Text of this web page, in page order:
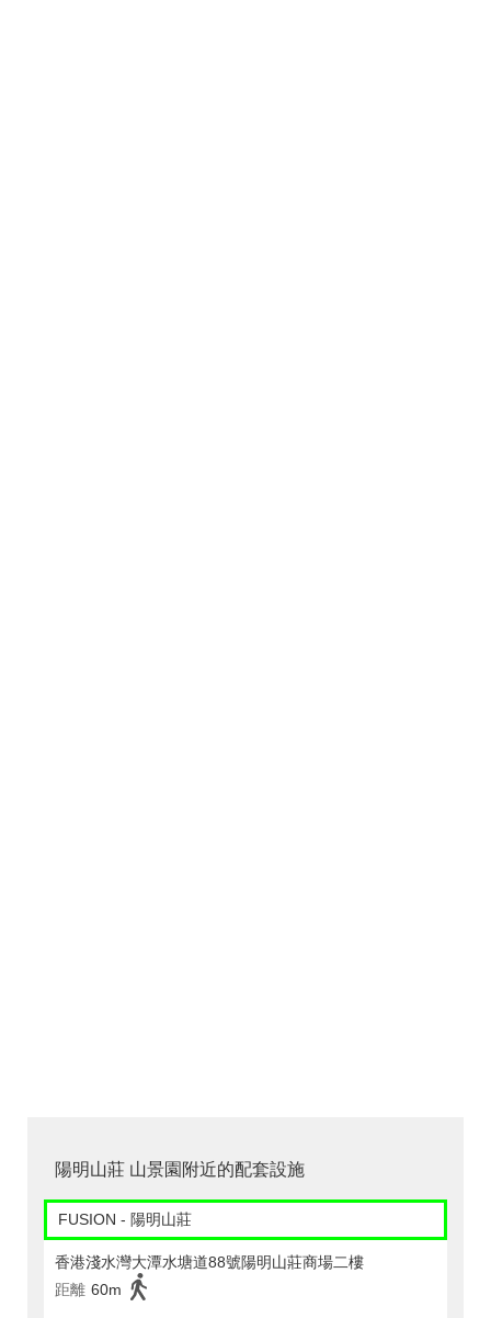
陽明山莊 山景園附近的配套設施
FUSION - 陽明山莊
香港淺水灣大潭水塘道88號陽明山莊商場二樓
距離 60m